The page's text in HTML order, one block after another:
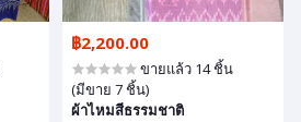
฿2,200.00
ขายแล้ว 14 ชิ้น
(มีขาย 7 ชิ้น)
ผ้าไหมสีธรรมชาติ